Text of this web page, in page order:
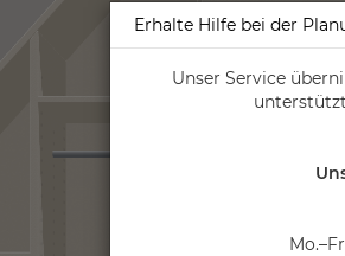
Erhalte Hilfe bei der
Unser Service